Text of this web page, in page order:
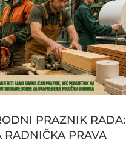
PRAZNIK RADA:
RADNIČKA PRAVA